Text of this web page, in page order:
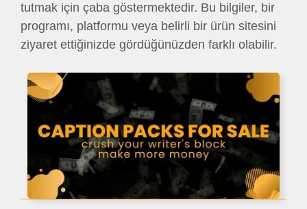
tutmak için çaba göstermektedir. Bu bilgiler, bir
programı, platformu veya belirli bir ürün sitesini
ziyaret ettiğinizde gördüğünüzden farklı olabilir.